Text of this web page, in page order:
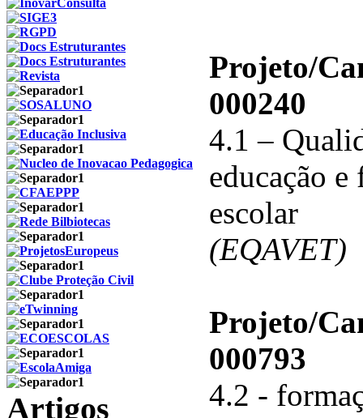
Projeto/
000240
4.1 –
educação e
escolar
(EQAVET)
Projeto/
000793
4.2 -
Artigos